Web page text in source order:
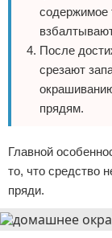
содержимое
После
срезают
прядям.
Главной
то, что средство
пряди.